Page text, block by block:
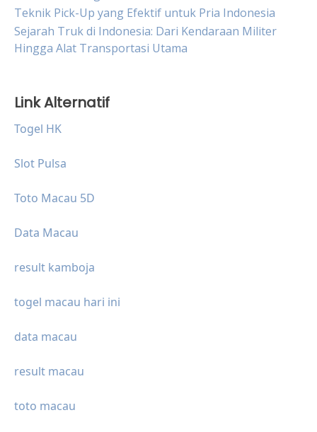
Teknik Pick-Up yang Efektif untuk Pria Indonesia
Sejarah Truk di Indonesia: Dari Kendaraan Militer
Hingga Alat Transportasi Utama
Link Alternatif
Togel HK
Slot Pulsa
Toto Macau 5D
Data Macau
result kamboja
togel macau hari ini
data macau
result macau
toto macau